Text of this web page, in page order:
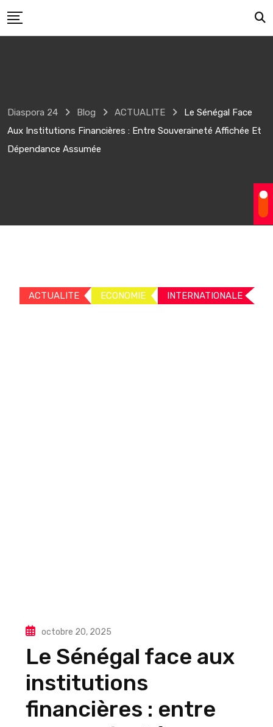
to
Diaspora 24 Blog ACTUALITE
Le Sénégal Face
Aux Institutions Financières : Entre Souveraineté Affichée Et
Dépendance Assumée
ACTUALITE ECONOMIE INTERNATIONALE
octobre 20, 2025
Le Sénégal face aux
institutions
financières : entre